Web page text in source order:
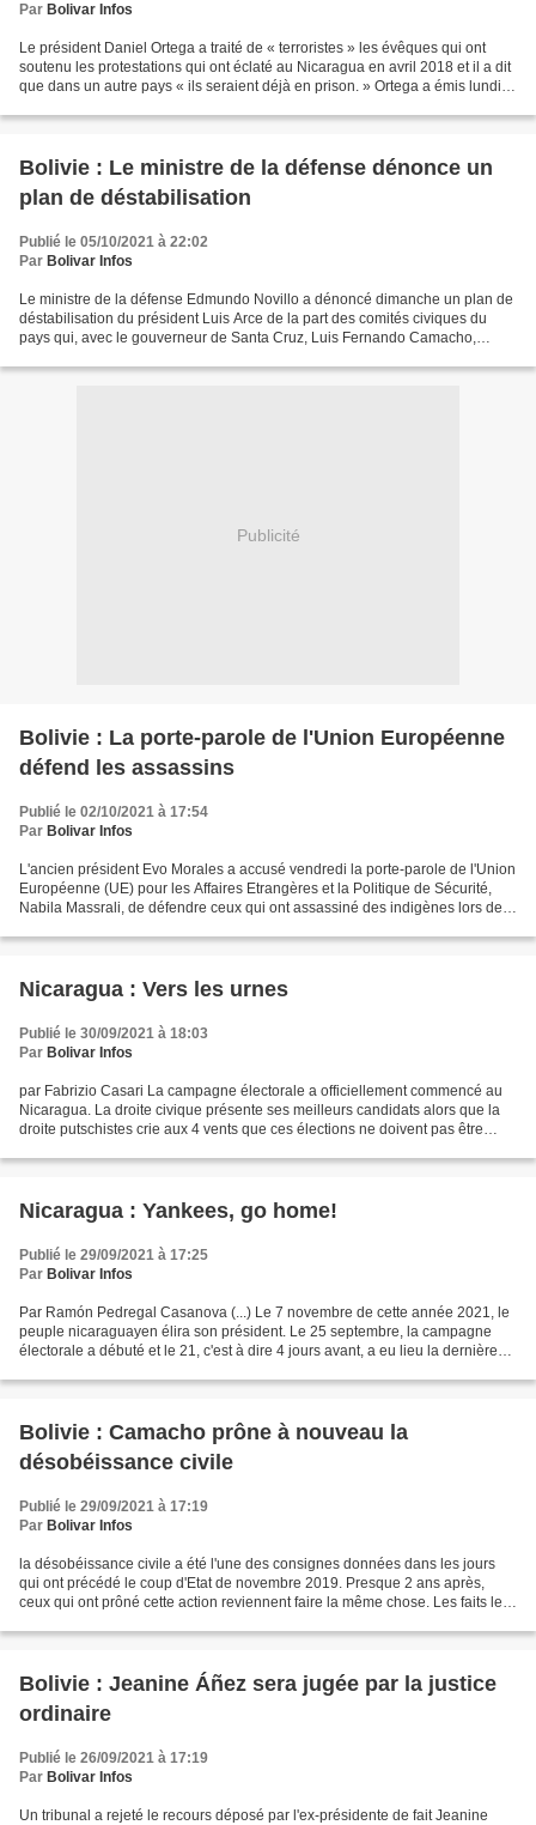
Par Bolivar Infos
Le président Daniel Ortega a traité de « terroristes » les évêques qui ont
soutenu les protestations qui ont éclaté au Nicaragua en avril 2018 et il a dit
que dans un autre pays « ils seraient déjà en prison. » Ortega a émis lundi
Bolivie : Le ministre de la défense dénonce un
plan de déstabilisation
Publié le 05/10/2021 à 22:02
Par Bolivar Infos
Le ministre de la défense Edmundo Novillo a dénoncé dimanche un plan de
déstabilisation du président Luis Arce de la part des comités civiques du
pays qui, avec le gouverneur de Santa Cruz, Luis Fernando Camacho,
Publicité
Bolivie : La porte-parole de l'Union Européenne
défend les assassins
Publié le 02/10/2021 à 17:54
Par Bolivar Infos
L'ancien président Evo Morales a accusé vendredi la porte-parole de l'Union
Européenne (UE) pour les Affaires Etrangères et la Politique de Sécurité,
Nabila Massrali, de défendre ceux qui ont assassiné des indigènes lors de
Nicaragua : Vers les urnes
Publié le 30/09/2021 à 18:03
Par Bolivar Infos
par Fabrizio Casari La campagne électorale a officiellement commencé au
Nicaragua. La droite civique présente ses meilleurs candidats alors que la
droite putschistes crie aux 4 vents que ces élections ne doivent pas être
Nicaragua : Yankees, go home!
Publié le 29/09/2021 à 17:25
Par Bolivar Infos
Par Ramón Pedregal Casanova (...) Le 7 novembre de cette année 2021, le
peuple nicaraguayen élira son président. Le 25 septembre, la campagne
électorale a débuté et le 21, c'est à dire 4 jours avant, a eu lieu la dernière
Bolivie : Camacho prône à nouveau la
désobéissance civile
Publié le 29/09/2021 à 17:19
Par Bolivar Infos
la désobéissance civile a été l'une des consignes données dans les jours
qui ont précédé le coup d'Etat de novembre 2019. Presque 2 ans après,
ceux qui ont prôné cette action reviennent faire la même chose. Les faits les
Bolivie : Jeanine Áñez sera jugée par la justice
ordinaire
Publié le 26/09/2021 à 17:19
Par Bolivar Infos
Un tribunal a rejeté le recours déposé par l'ex-présidente de fait Jeanine